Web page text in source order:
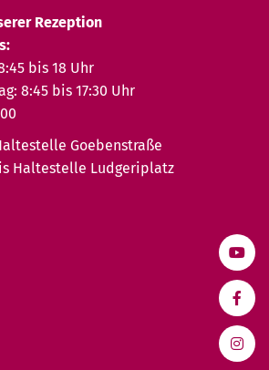
Rezeption
bis 18 Uhr
8:45 bis 17:30 Uhr
Goebenstraße
Haltestelle Ludgeriplatz